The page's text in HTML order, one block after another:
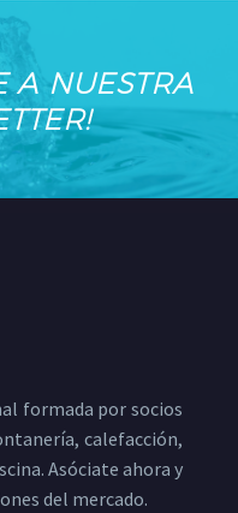
A NUESTRA
formada por socios
calefacción,
Asóciate ahora y
del mercado.